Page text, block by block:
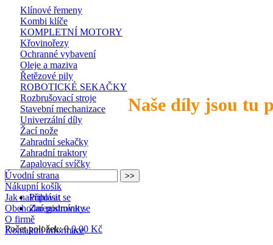
Naše díly jsou tu
Klínové řemeny
Kombi klíče
KOMPLETNÍ MOTORY
Křovinořezy
Ochranné vybavení
Oleje a maziva
Řetězové pily
ROBOTICKÉ SEKAČKY
Rozbrušovací stroje
Stavební mechanizace
Univerzální díly
Žací nože
Zahradní sekačky
Zahradní traktory
Zapalovací svíčky
Přihlásit se
Zaregistrovat se
Počet položek: 0 0,00 Kč
Úvodní strana
Nákupní košík
Jak nakupovat
Obchodní podmínky
O firmě
Kontaktní informace